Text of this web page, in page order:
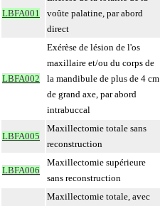
LBFA001
voûte palatine, par abord
direct
LBFA002
Exérèse de lésion de l'os
maxillaire et/ou du corps de
la mandibule de plus de 4 cm
de grand axe, par abord
intrabuccal
LBFA005
Maxillectomie totale sans
reconstruction
LBFA006
Maxillectomie supérieure
sans reconstruction
Maxillectomie totale, avec